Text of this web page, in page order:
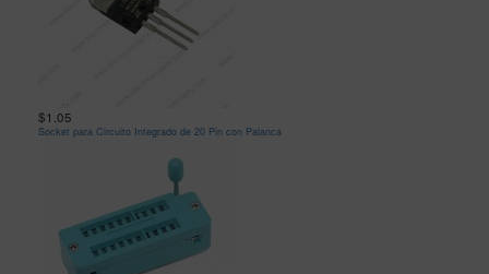
$1.05
Socket para Circuito Integrado de 20 Pin con Palanca